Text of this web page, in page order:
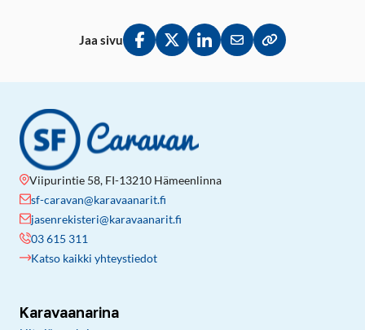
Jaa sivu
Jaa Facebookissa
Jaa Twitterissä
Jaa LinkedInissä
Jaa sähköpostitse
Kopioi linkki
Viipurintie 58, FI-13210 Hämeenlinna
sf-caravan@karavaanarit.fi
jasenrekisteri@karavaanarit.fi
03 615 311
Katso kaikki yhteystiedot
Karavaanarina